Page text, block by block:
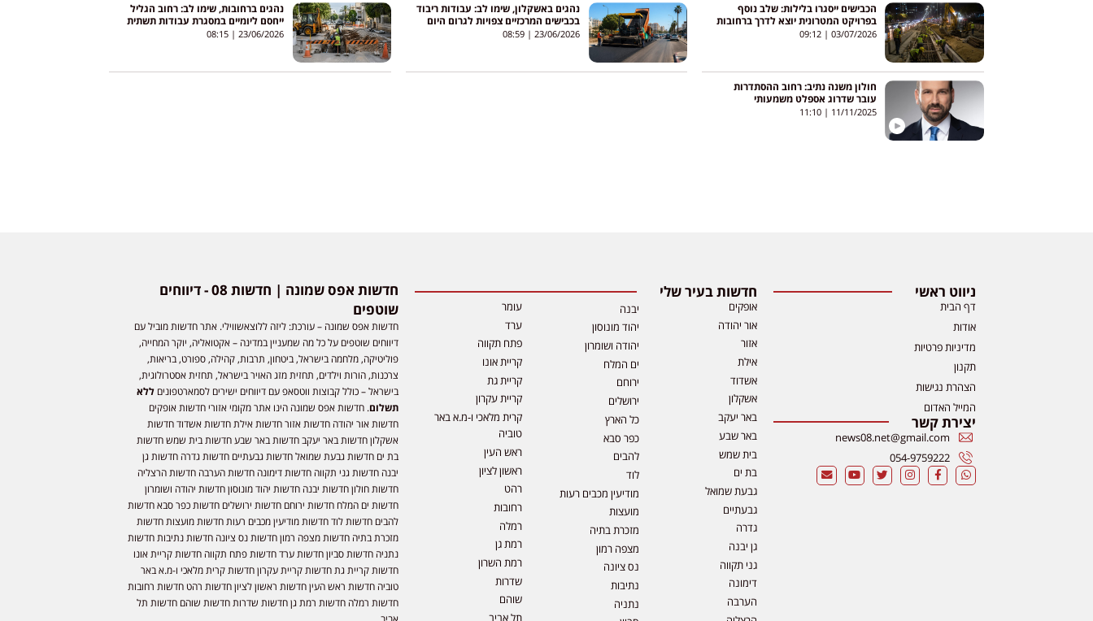
הכבישים ייסגרו בלילות: שלב נוסף
בפרויקט המטרונית יוצא לדרך ברחובות
03/07/2026
09:12
נהגים באשקלון, שימו לב: עבודות ריבוד
בכבישים המרכזיים צפויות לגרום היום
לעומסי תנועה
23/06/2026
נהגים ברחובות, שימו לב: רחוב הגליל
ייחסם ליומיים במסגרת עבודות תשתית
23/06/2026
08:15
חולון משנה נתיב: רחוב ההסתדרות
עובר שדרוג אספלט משמעותי
11/11/2025
11:10
ניווט ראשי
דף הבית
אודות
מדיניות פרטיות
תקנון
הצהרת נגישות
המייל האדום
יצירת קשר
news08.net@gmail.com
054-9759222
חדשות בעיר שלי
אופקים
אור יהודה
אזור
אילת
אשדוד
אשקלון
באר יעקב
באר שבע
בית שמש
בת ים
גבעת שמואל
גבעתיים
גדרה
גן יבנה
גני תקווה
דימונה
הערבה
יבנה
יהוד מונוסון
יהודה ושומרון
ים המלח
ירוחם
ירושלים
כל הארץ
כפר סבא
להבים
לוד
מודיעין מכבים רעות
מועצות
מזכרת בתיה
מצפה רמון
נס ציונה
נתיבות
נתניה
עומר
ערד
פתח תקווה
קריית אונו
קריית גת
קריית עקרון
קרית מלאכי ו-מ.א באר
טוביה
ראש העין
ראשון לציון
רהט
רחובות
רמלה
רמת גן
רמת השרון
שדרות
שוהם
תל אביב
חדשות אפס שמונה | חדשות 08 - דיווחים
שוטפים
חדשות אפס שמונה – עורכת: ליזה ללוצאשווילי. אתר חדשות מוביל עם
דיווחים שוטפים על כל מה שמעניין במדינה – אקטואליה, יוקר המחייה,
פוליטיקה, מלחמה בישראל, ביטחון, תרבות, קהילה, ספורט, בריאות,
צרכנות, הורות וילדים, תחזית מזג האויר בישראל, תחזית אסטרולוגית,
בישראל – כולל קבוצות ווטסאפ עם דיווחים ישירים לסמארטפוניםללא
תשלום. חדשות אפס שמונה הינו אתר מקומי אזורי חדשות אופקים
חדשות אור יהודה חדשות אזור חדשות אילת חדשות אשדוד חדשות
אשקלון חדשות באר יעקב חדשות באר שבע חדשות בית שמש חדשות
בת ים חדשות גבעת שמואל חדשות גבעתיים חדשות גדרה חדשות גן
יבנה חדשות גני תקווה חדשות דימונה חדשות הערבה חדשות הרצליה
חדשות חולון חדשות יבנה חדשות יהוד מונוסון חדשות יהודה ושומרון
חדשות ים המלח חדשות ירוחם חדשות ירושלים חדשות כפר סבא חדשות
להבים חדשות לוד חדשות מודיעין מכבים רעות חדשות מועצות חדשות
מזכרת בתיה חדשות מצפה רמון חדשות נס ציונה חדשות נתיבות חדשות
נתניה חדשות סביון חדשות ערד חדשות פתח תקווה חדשות קריית אונו
חדשות קריית גת חדשות קריית עקרון חדשות קרית מלאכי ו-מ.א באר
טוביה חדשות ראש העין חדשות ראשון לציון חדשות רהט חדשות רחובות
חדשות רמלה חדשות רמת גן חדשות שדרות חדשות שוהם חדשות תל